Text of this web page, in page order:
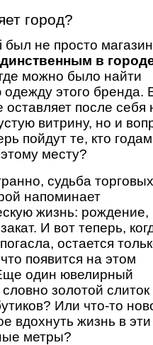
город?
был не просто
в
можно было найти
этого бренда.
оставляет после себя
витрину, но и
пойдут те, кто
месту?
судьба торговых
напоминает
жизнь: рождение,
И вот теперь,
остается
появится на этом
один ювелирный
золотой слиток
Или что-то
вдохнуть жизнь в эти
метры?